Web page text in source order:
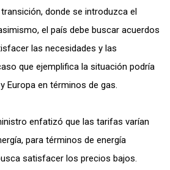
donde se introduzca el
el país debe buscar acuerdos
las necesidades y las
que ejemplifica la situación podría
Europa en términos de gas.
enfatizó que las tarifas varían
para términos de energía
satisfacer los precios bajos.